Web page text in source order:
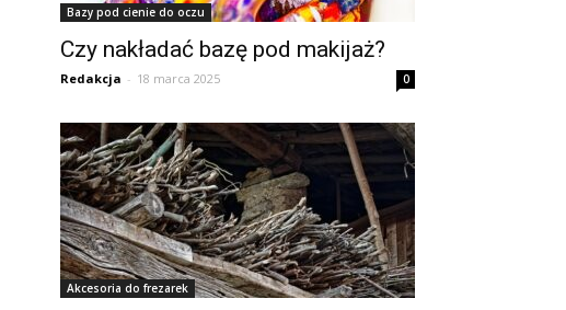
Bazy pod cienie do oczu
Czy nakładać bazę pod makijaż?
Redakcja - 18 marca 2025 0
Akcesoria do frezarek